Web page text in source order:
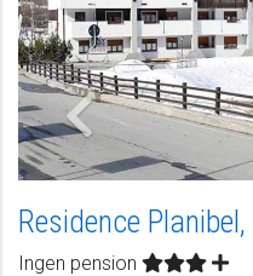
Residence Planibel,
Ingen pension